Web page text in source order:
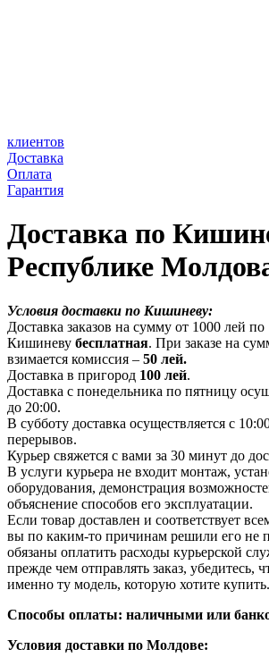
клиентов
Доставка
Оплата
Гарантия
Доставка по
Республике
Условия доставки по Кишиневу:
Доставка заказов на сумму от 1000 лей по
Кишиневу бесплатная. При заказе на
взимается комиссия – 50 лей.
Доставка в пригород 100 лей.
Доставка с понедельника по пятницу
до 20:00.
В субботу доставка осуществляется с
перерывов.
Курьер свяжется с вами за 30 минут до
В услуги курьера не входит монтаж,
оборудования, демонстрация
объяснение способов его эксплуатации.
Если товар доставлен и соответствует
вы по каким-то причинам решили его не
обязаны оплатить расходы курьерской
прежде чем отправлять заказ, убедитесь,
именно ту модель, которую хотите купить.
Способы оплаты: наличными или
Условия доставки по Молдове: